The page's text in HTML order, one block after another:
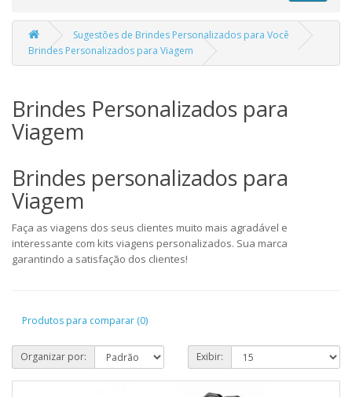
Sugestões de Brindes Personalizados para Você
Brindes Personalizados para Viagem
Brindes Personalizados para
Viagem
Brindes personalizados para
Viagem
Faça as viagens dos seus clientes muito mais agradável e
interessante com kits viagens personalizados. Sua marca
garantindo a satisfação dos clientes!
Produtos para comparar (0)
Organizar por: Exibir: